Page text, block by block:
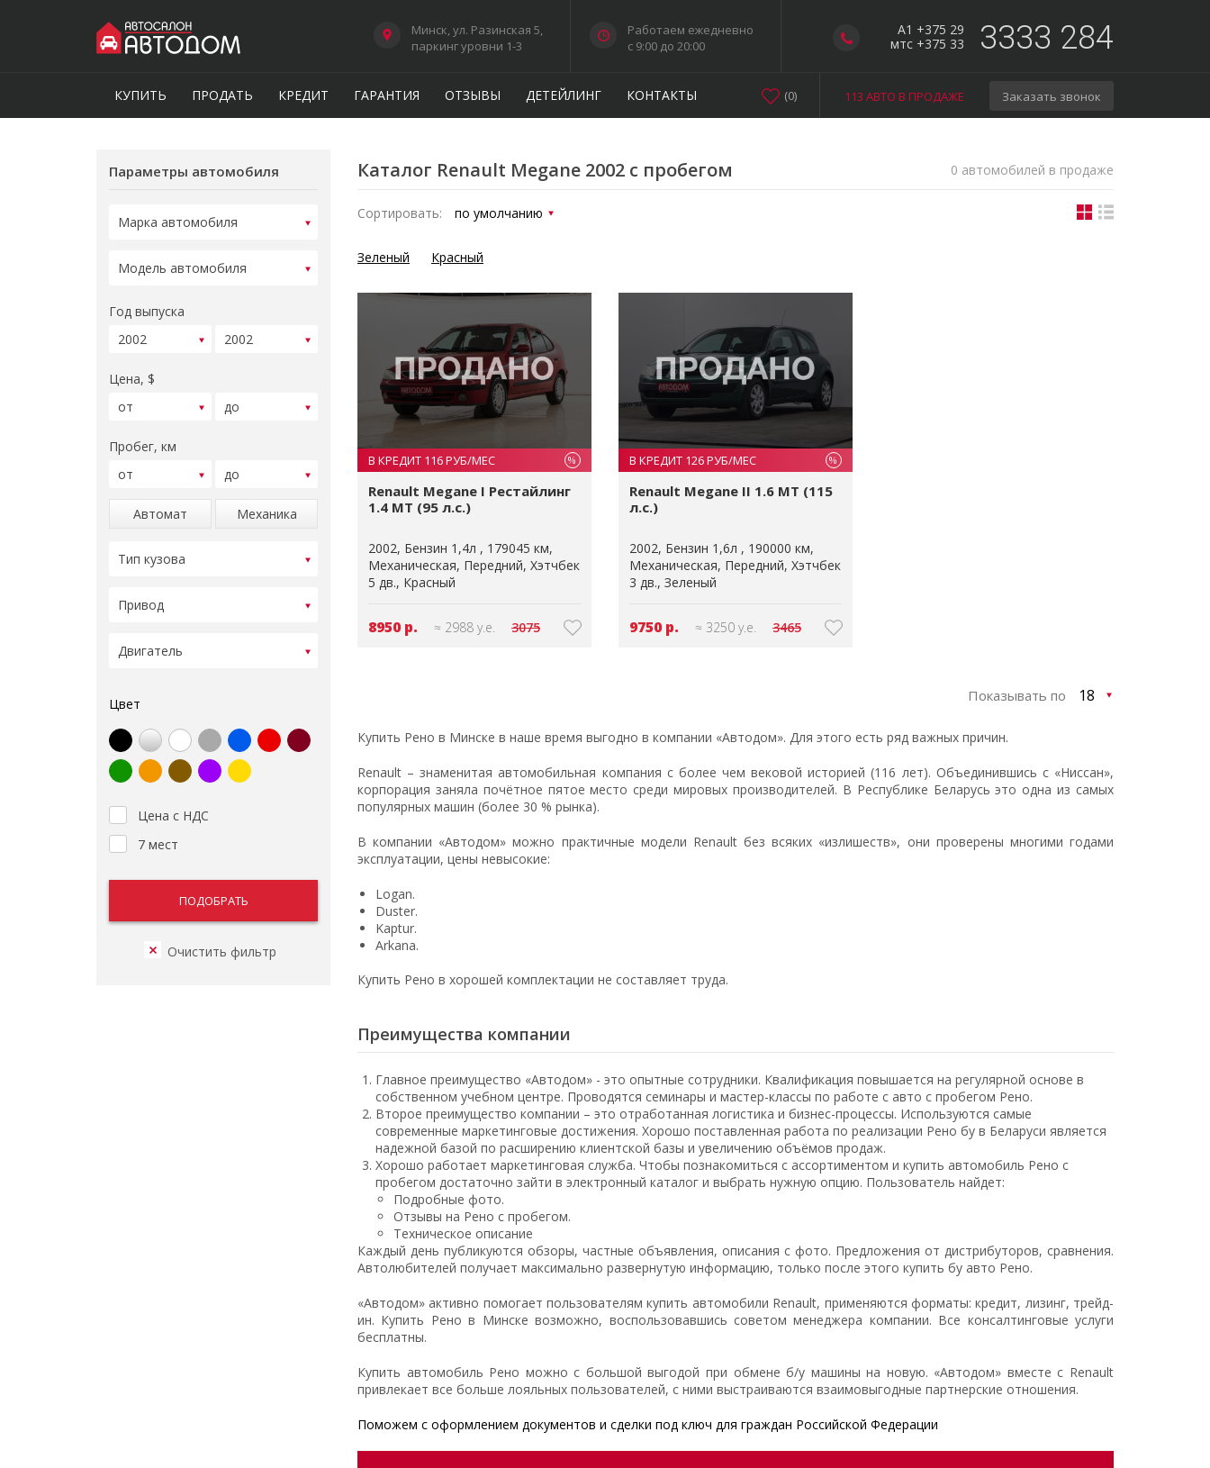
A1 +375 29
мтс +375 33
3333 284
Минск, ул. Разинская 5,
паркинг уровни 1-3
Работаем ежедневно
c 9:00 до 20:00
КУПИТЬ ПРОДАТЬ КРЕДИТ ГАРАНТИЯ ОТЗЫВЫ ДЕТЕЙЛИНГ КОНТАКТЫ 113 АВТО В ПРОДАЖЕ Заказать звонок
(0)
Параметры автомобиля
Год выпуска
Цена, $
Пробег, км
Автомат Механика
Цвет
Цена с НДС
7 мест
Каталог Renault Megane 2002 с пробегом 0 автомобилей в продаже
Сортировать:
Зеленый Красный
В КРЕДИТ 116 РУБ/МЕС %
Renault Megane I Рестайлинг
1.4 MT (95 л.с.)
2002 Бензин 1,4л
179045 км
Механическая Передний Хэтчбек
5 дв. Красный
8950 р. ≈ 2988 у.е. 3075
В КРЕДИТ 126 РУБ/МЕС %
Renault Megane II 1.6 MT (115
л.с.)
2002 Бензин 1,6л
190000 км
Механическая Передний Хэтчбек
3 дв. Зеленый
9750 р. ≈ 3250 у.е. 3465
Показывать по
Купить Рено в Минске в наше время выгодно в компании «Автодом». Для этого есть ряд важных причин.
Renault – знаменитая автомобильная компания с более чем вековой историей (116 лет). Объединившись с «Ниссан»,
корпорация заняла почётное пятое место среди мировых производителей. В Республике Беларусь это одна из самых
популярных машин (более 30 % рынка).
В компании «Автодом» можно практичные модели Renault без всяких «излишеств», они проверены многими годами
эксплуатации, цены невысокие:
Logan.
Duster.
Kaptur.
Arkana.
Купить Рено в хорошей комплектации не составляет труда.
Преимущества компании
Главное преимущество «Автодом» - это опытные сотрудники. Квалификация повышается на регулярной основе в
собственном учебном центре. Проводятся семинары и мастер-классы по работе с авто с пробегом Рено.
Второе преимущество компании – это отработанная логистика и бизнес-процессы. Используются самые
современные маркетинговые достижения. Хорошо поставленная работа по реализации Рено бу в Беларуси является
надежной базой по расширению клиентской базы и увеличению объёмов продаж.
Хорошо работает маркетинговая служба. Чтобы познакомиться с ассортиментом и купить автомобиль Рено с
пробегом достаточно зайти в электронный каталог и выбрать нужную опцию. Пользователь найдет:
Подробные фото.
Отзывы на Рено с пробегом.
Техническое описание
Каждый день публикуются обзоры, частные объявления, описания с фото. Предложения от дистрибуторов, сравнения.
Автолюбителей получает максимально развернутую информацию, только после этого купить бу авто Рено.
«Автодом» активно помогает пользователям купить автомобили Renault, применяются форматы: кредит, лизинг, трейд-
ин. Купить Рено в Минске возможно, воспользовавшись советом менеджера компании. Все консалтинговые услуги
бесплатны.
Купить автомобиль Рено можно с большой выгодой при обмене б/у машины на новую. «Автодом» вместе с Renault
привлекает все больше лояльных пользователей, с ними выстраиваются взаимовыгодные партнерские отношения.
Поможем с оформлением документов и сделки под ключ для граждан Российской Федерации